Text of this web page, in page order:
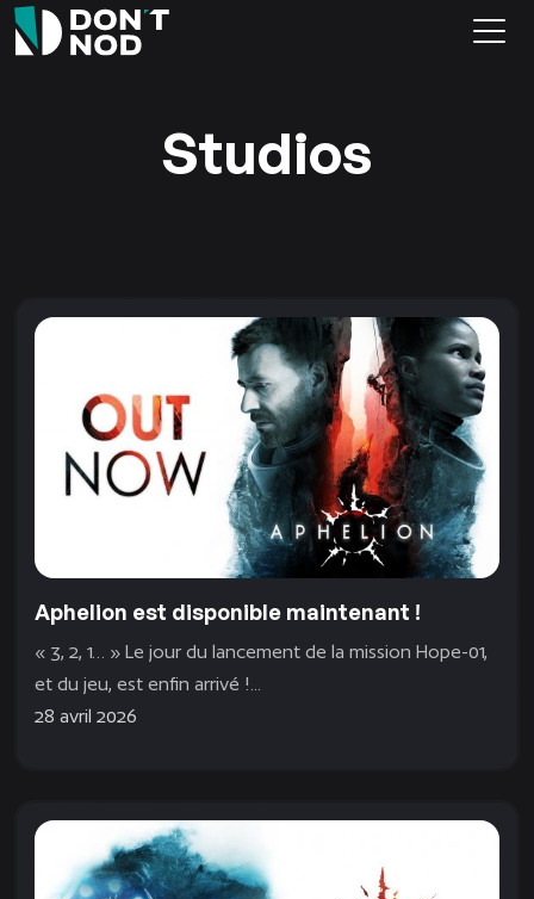
Studios
Aphelion est disponible maintenant !
« 3, 2, 1… » Le jour du lancement de la mission Hope-01,
et du jeu, est enfin arrivé !...
28 avril 2026